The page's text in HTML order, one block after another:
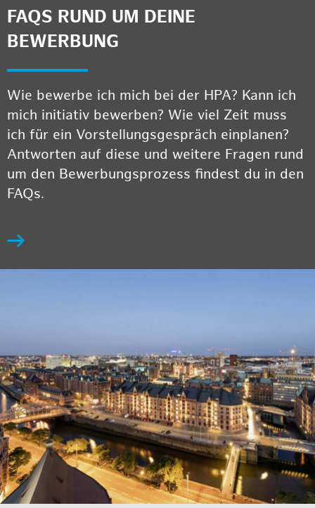
FAQS RUND UM DEINE
BEWERBUNG
Wie bewerbe ich mich bei der HPA? Kann ich
mich initiativ bewerben? Wie viel Zeit muss
ich für ein Vorstellungsgespräch einplanen?
Antworten auf diese und weitere Fragen rund
um den Bewerbungsprozess findest du in den
FAQs.